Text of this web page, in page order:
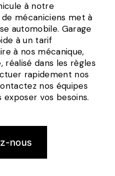
à notre
mécaniciens met à
automobile. Garage
à un tarif
à nos mécanique,
réalisé dans les règles
rapidement nos
nos équipes
vos besoins.
nous